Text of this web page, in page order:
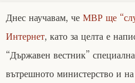
Днес научавам, че МВР ще
Интернет, като за целта е
“Държавен вестник”
вътрешното министерство и